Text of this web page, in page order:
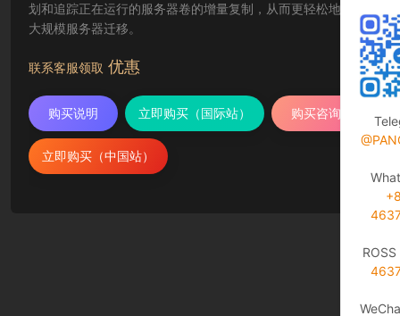
划和追踪正在运行的服务器卷的增量复制，从而更轻松地协调
大规模服务器迁移。
联系客服领取 优惠
购买说明 立即购买（国际站） 购买咨询
立即购买（中国站）